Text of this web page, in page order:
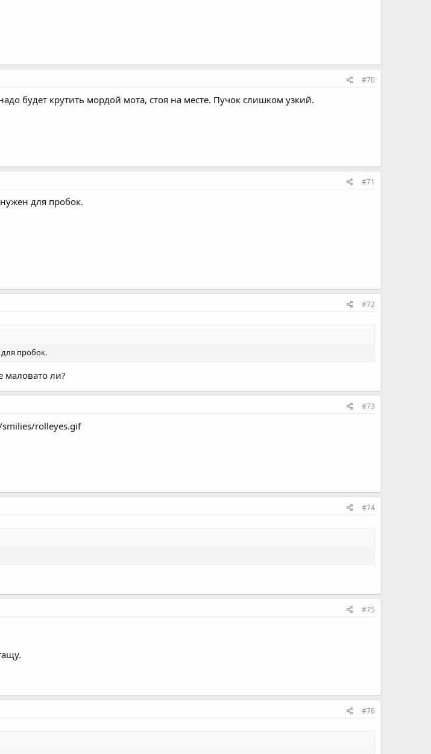
#70
будет крутить мордой мота, стоя на месте. Пучок слишком узкий.
#71
для пробок.
#72
пробок.
маловато ли?
#73
smilies/rolleyes.gif
#74
#75
#76